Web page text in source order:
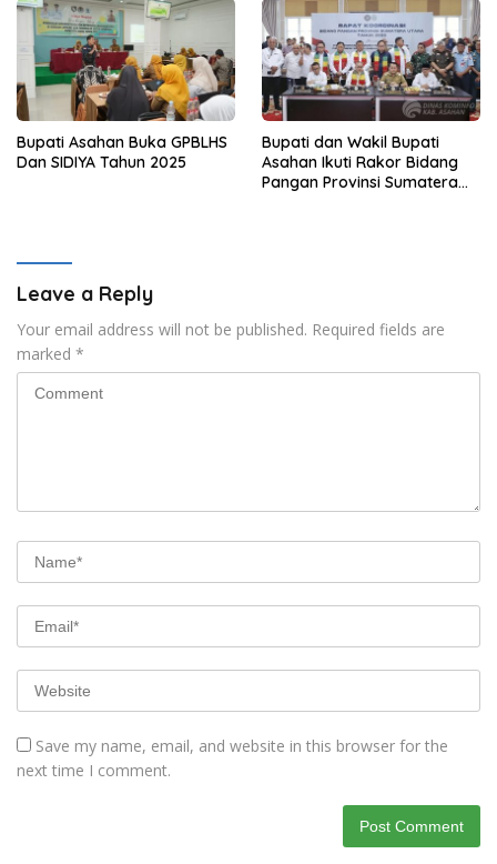
Bupati Asahan Buka GPBLHS
Dan SIDIYA Tahun 2025
Bupati dan Wakil Bupati
Asahan Ikuti Rakor Bidang
Pangan Provinsi Sumatera
Leave a Reply
Your email address will not be published. Required fields are
marked *
Save my name, email, and website in this browser for the
next time I comment.